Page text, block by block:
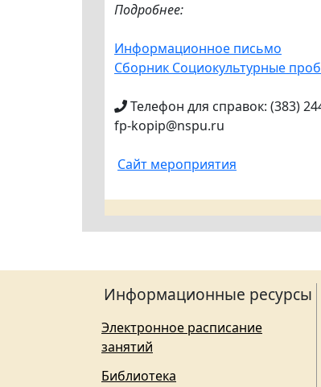
Подробнее:
Информационное письмо
Сборник Социокультурные
Телефон для справок: (383)
fp-kopip@nspu.ru
Сайт мероприятия
Информационные ресурсы
Электронное расписание
занятий
Библиотека